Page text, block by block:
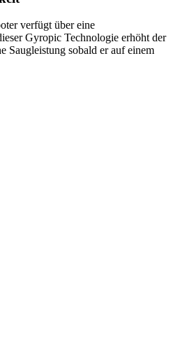
verfügt über eine
Gyropic Technologie erhöht der
Saugleistung sobald er auf einem